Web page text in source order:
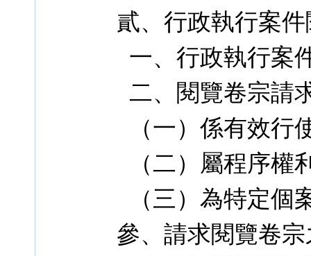
貳、行政執行案
一、行政執行案
二、閱覽卷宗請
（一）係有效行
（二）屬程序權
（三）為特定個
參、請求閱覽卷